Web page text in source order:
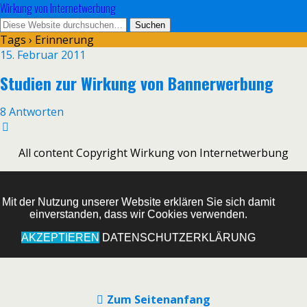
Wirkung von Internetwerbung
Tags › Erinnerung
15. Februar 2011
Studien zur Wirkung von Bannerwerbung
8 Antworten
All content Copyright Wirkung von Internetwerbung
Mit der Nutzung unserer Website erklären Sie sich damit
einverstanden, dass wir Cookies verwenden.
AKZEPTIEREN DATENSCHUTZERKLÄRUNG
Zum Seitenanfang